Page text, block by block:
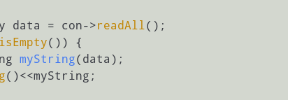
data = con->
readAll();
isEmpty()) {
myString(data) ;
()<<myString;